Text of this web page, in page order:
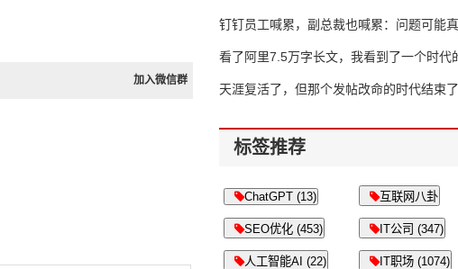
加入微信群
钉钉员工喊累，副总裁也喊累：问题可能
了
看了阿里7.5万字长文，我看到了一个时代
天涯复活了，但那个发帖改命的时代结束了
标签推荐
ChatGPT (13) 互联网八卦
SEO优化 (453) IT公司 (347)
人工智能AI (22) IT职场 (1074)